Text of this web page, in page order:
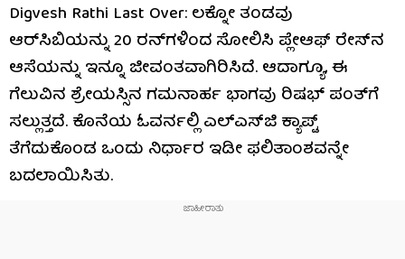
Digvesh Rathi Last Over: ಲಕ್ನೋ ತಂಡವು
ಆರ್‌ಸಿಬಿಯನ್ನು 20 ರನ್‌ಗಳಿಂದ ಸೋಲಿಸಿ ಪ್ಲೇಆಫ್ ರೇಸ್‌ನ
ಆಸೆಯನ್ನು ಇನ್ನೂ ಜೀವಂತವಾಗಿರಿಸಿದೆ. ಆದಾಗ್ಯೂ, ಈ
ಗೆಲುವಿನ ಶ್ರೇಯಸ್ಸಿನ ಗಮನಾರ್ಹ ಭಾಗವು ರಿಷಭ್ ಪಂತ್‌ಗೆ
ಸಲ್ಲುತ್ತದೆ. ಕೊನೆಯ ಓವರ್ನಲ್ಲಿ ಎಲ್ಎಸ್​ಜಿ ಕ್ಯಾಪ್ಟ್
ತೆಗೆದುಕೊಂಡ ಒಂದು ನಿರ್ಧಾರ ಇಡೀ ಫಲಿತಾಂಶವನ್ನೇ
ಬದಲಾಯಿಸಿತು.